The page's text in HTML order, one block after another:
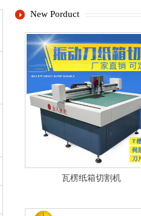
New Porduct
瓦楞纸箱切割机